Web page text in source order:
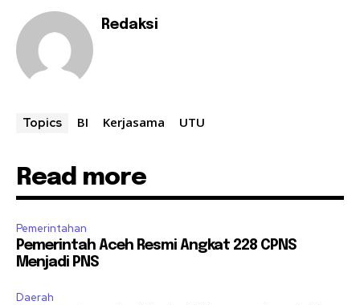
Redaksi
Topics BI Kerjasama UTU
Read more
Pemerintahan
Pemerintah Aceh Resmi Angkat 228 CPNS
Menjadi PNS
Daerah